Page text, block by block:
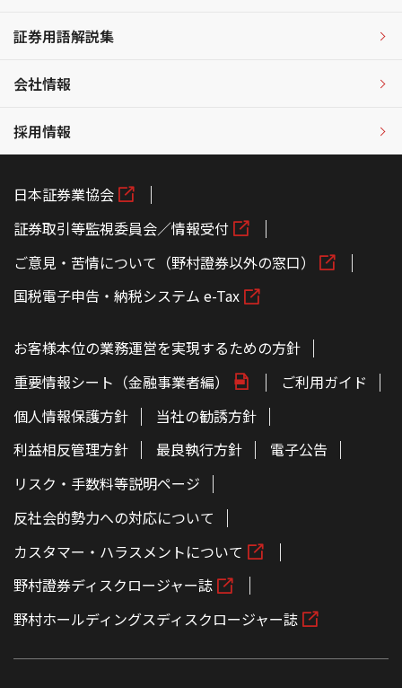
証券用語解説集
会社情報
採用情報
日本証券業協会
証券取引等監視委員会／情報受付
ご意見・苦情について（野村證券以外の窓口）
国税電子申告・納税システム e-Tax
お客様本位の業務運営を実現するための方針
重要情報シート（金融事業者編）
ご利用ガイド
個人情報保護方針
当社の勧誘方針
利益相反管理方針
最良執行方針
電子公告
リスク・手数料等説明ページ
反社会的勢力への対応について
カスタマー・ハラスメントについて
野村證券ディスクロージャー誌
野村ホールディングスディスクロージャー誌